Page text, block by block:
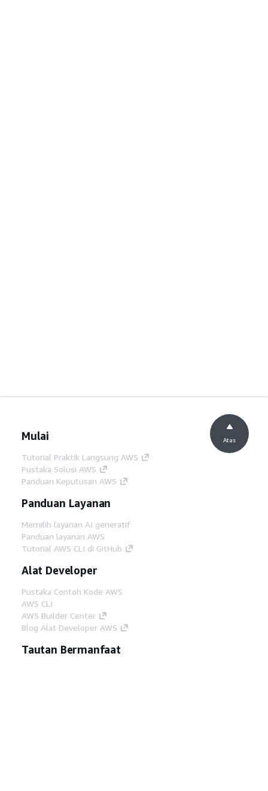
Mulai
Tutorial Praktik Langsung AWS
Pustaka Solusi AWS
Panduan Keputusan AWS
Panduan Layanan
Memilih layanan AI generatif
Panduan layanan AWS
Tutorial AWS CLI di GitHub
Alat Developer
Pustaka Contoh Kode AWS
AWS CLI
AWS Builder Center
Blog Alat Developer AWS
Tautan Bermanfaat
Atas